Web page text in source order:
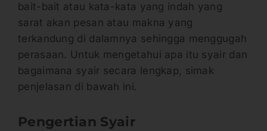
bait-bait atau kata-kata yang indah yang
sarat akan pesan atau makna yang
terkandung di dalamnya sehingga menggugah
perasaan. Untuk mengetahui apa itu syair dan
bagaimana syair secara lengkap, simak
penjelasan di bawah ini.
Pengertian Syair